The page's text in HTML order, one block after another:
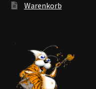
Warenkorb